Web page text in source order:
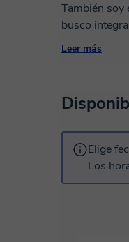
También soy
busco
interactuar y aprender el idioma. 💫
Leer más
Elige
Los